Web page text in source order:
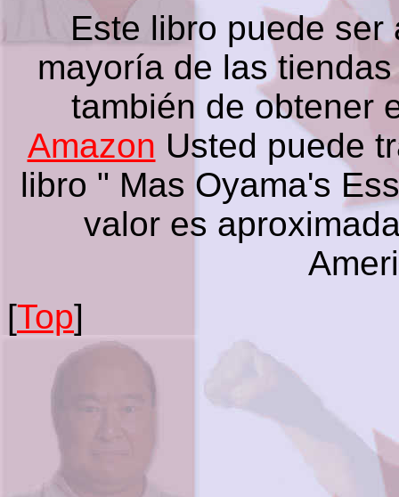
Este libro puede
mayoría de las
también de obtener
Amazon Usted puede
libro " Mas Oyama's
valor es
[Top]